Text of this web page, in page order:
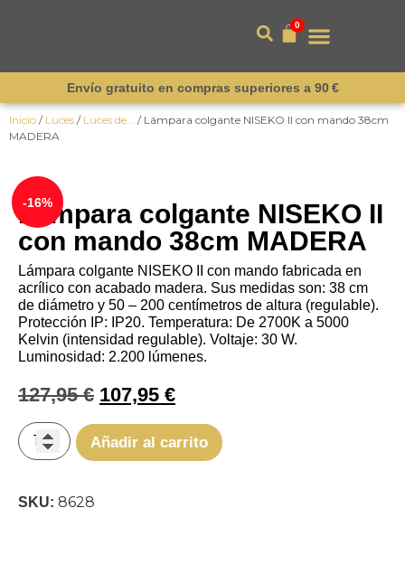
0
Envío gratuito en compras superiores a 90 €
Inicio / Luces / Luces de... / Lámpara colgante NISEKO II con mando 38cm
MADERA
-16%
Lámpara colgante NISEKO II
con mando 38cm MADERA
Lámpara colgante NISEKO II con mando fabricada en
acrílico con acabado madera. Sus medidas son: 38 cm
de diámetro y 50 – 200 centímetros de altura (regulable).
Protección IP: IP20. Temperatura: De 2700K a 5000
Kelvin (intensidad regulable). Voltaje: 30 W.
Luminosidad: 2.200 lúmenes.
127,95€ 107,95 €
Añadir al carrito
SKU: 8628